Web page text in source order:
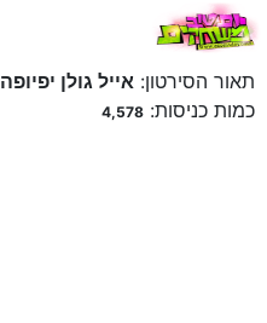
תאור הסירטון: אייל גולן יפיופה
כמות כניסות: 4,578